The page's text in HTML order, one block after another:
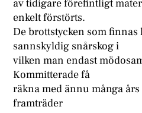
av tidigare förefintligt
enkelt förstörts.
De brottstycken som finnas
sannskyldig snårskog i
vilken man endast
Kommitterade få
räkna med ännu många
framträder